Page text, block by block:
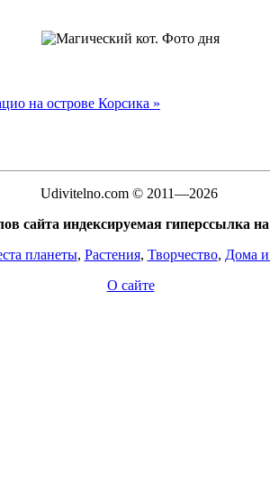
на острове Корсика »
Udivitelno.com © 2011—2026
сайта индексируемая гиперссылка
планеты, Растения, Творчество, Дома
О сайте